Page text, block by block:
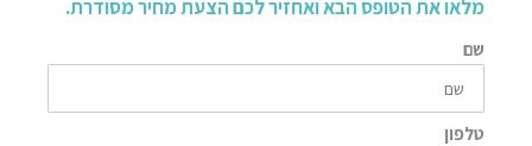
מלאו את הטופס הבא ואחזיר לכם הצעת מחיר מסודרת.
שם
טלפון